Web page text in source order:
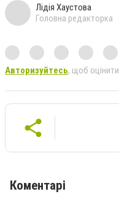
Лідія Хаустова
Головна редакторка
Авторизуйтесь, щоб оцінити
Коментарі